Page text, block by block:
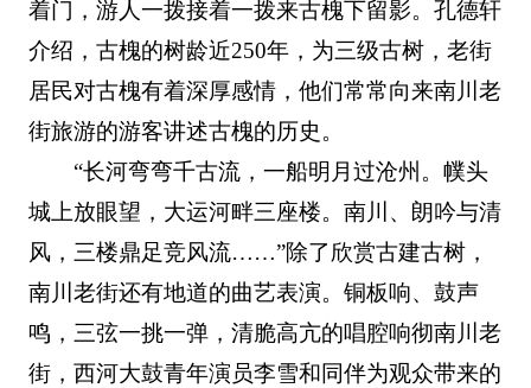
着门，游人一拨接着一拨来古槐下留影。孔德轩
介绍，古槐的树龄近250年，为三级古树，老街
居民对古槐有着深厚感情，他们常常向来南川老
街旅游的游客讲述古槐的历史。
“长河弯弯千古流，一船明月过沧州。幞头
城上放眼望，大运河畔三座楼。南川、朗吟与清
风，三楼鼎足竞风流……”除了欣赏古建古树，
南川老街还有地道的曲艺表演。铜板响、鼓声
鸣，三弦一挑一弹，清脆高亢的唱腔响彻南川老
街，西河大鼓青年演员李雪和同伴为观众带来的